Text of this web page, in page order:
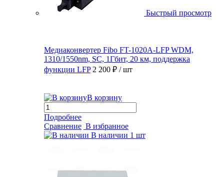
Быстрый просмотр
Медиаконвертер Fibo FT-1020A-LFP WDM,
1310/1550nm, SC, 1Гбит, 20 км, поддержка
функции LFP 2 200 ₽ / шт
В корзину
Подробнее
Сравнение В избранное
В наличии 1 шт